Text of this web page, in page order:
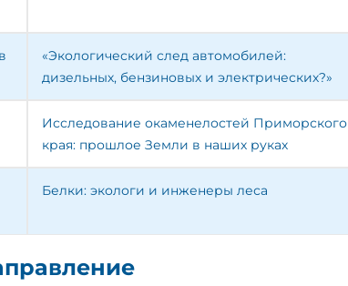
«Экологический след автомобилей:
дизельных, бензиновых и электрических?»
Исследование окаменелостей Приморского
края: прошлое Земли в наших руках
Белки: экологи и инженеры леса